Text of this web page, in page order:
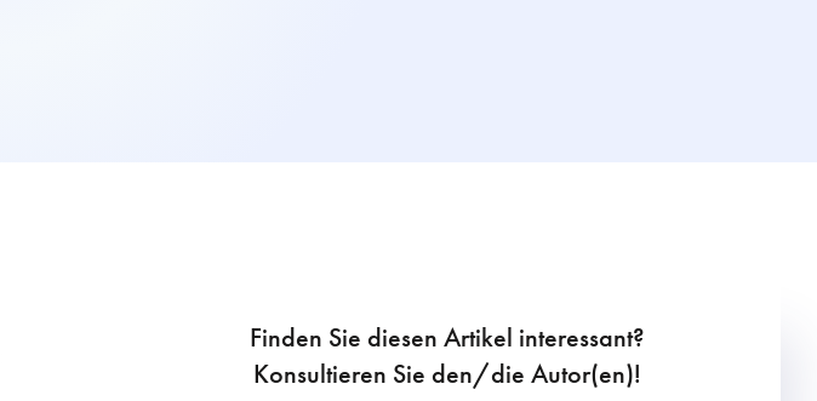
Finden Sie diesen Artikel interessant?
Konsultieren Sie den/die Autor(en)!